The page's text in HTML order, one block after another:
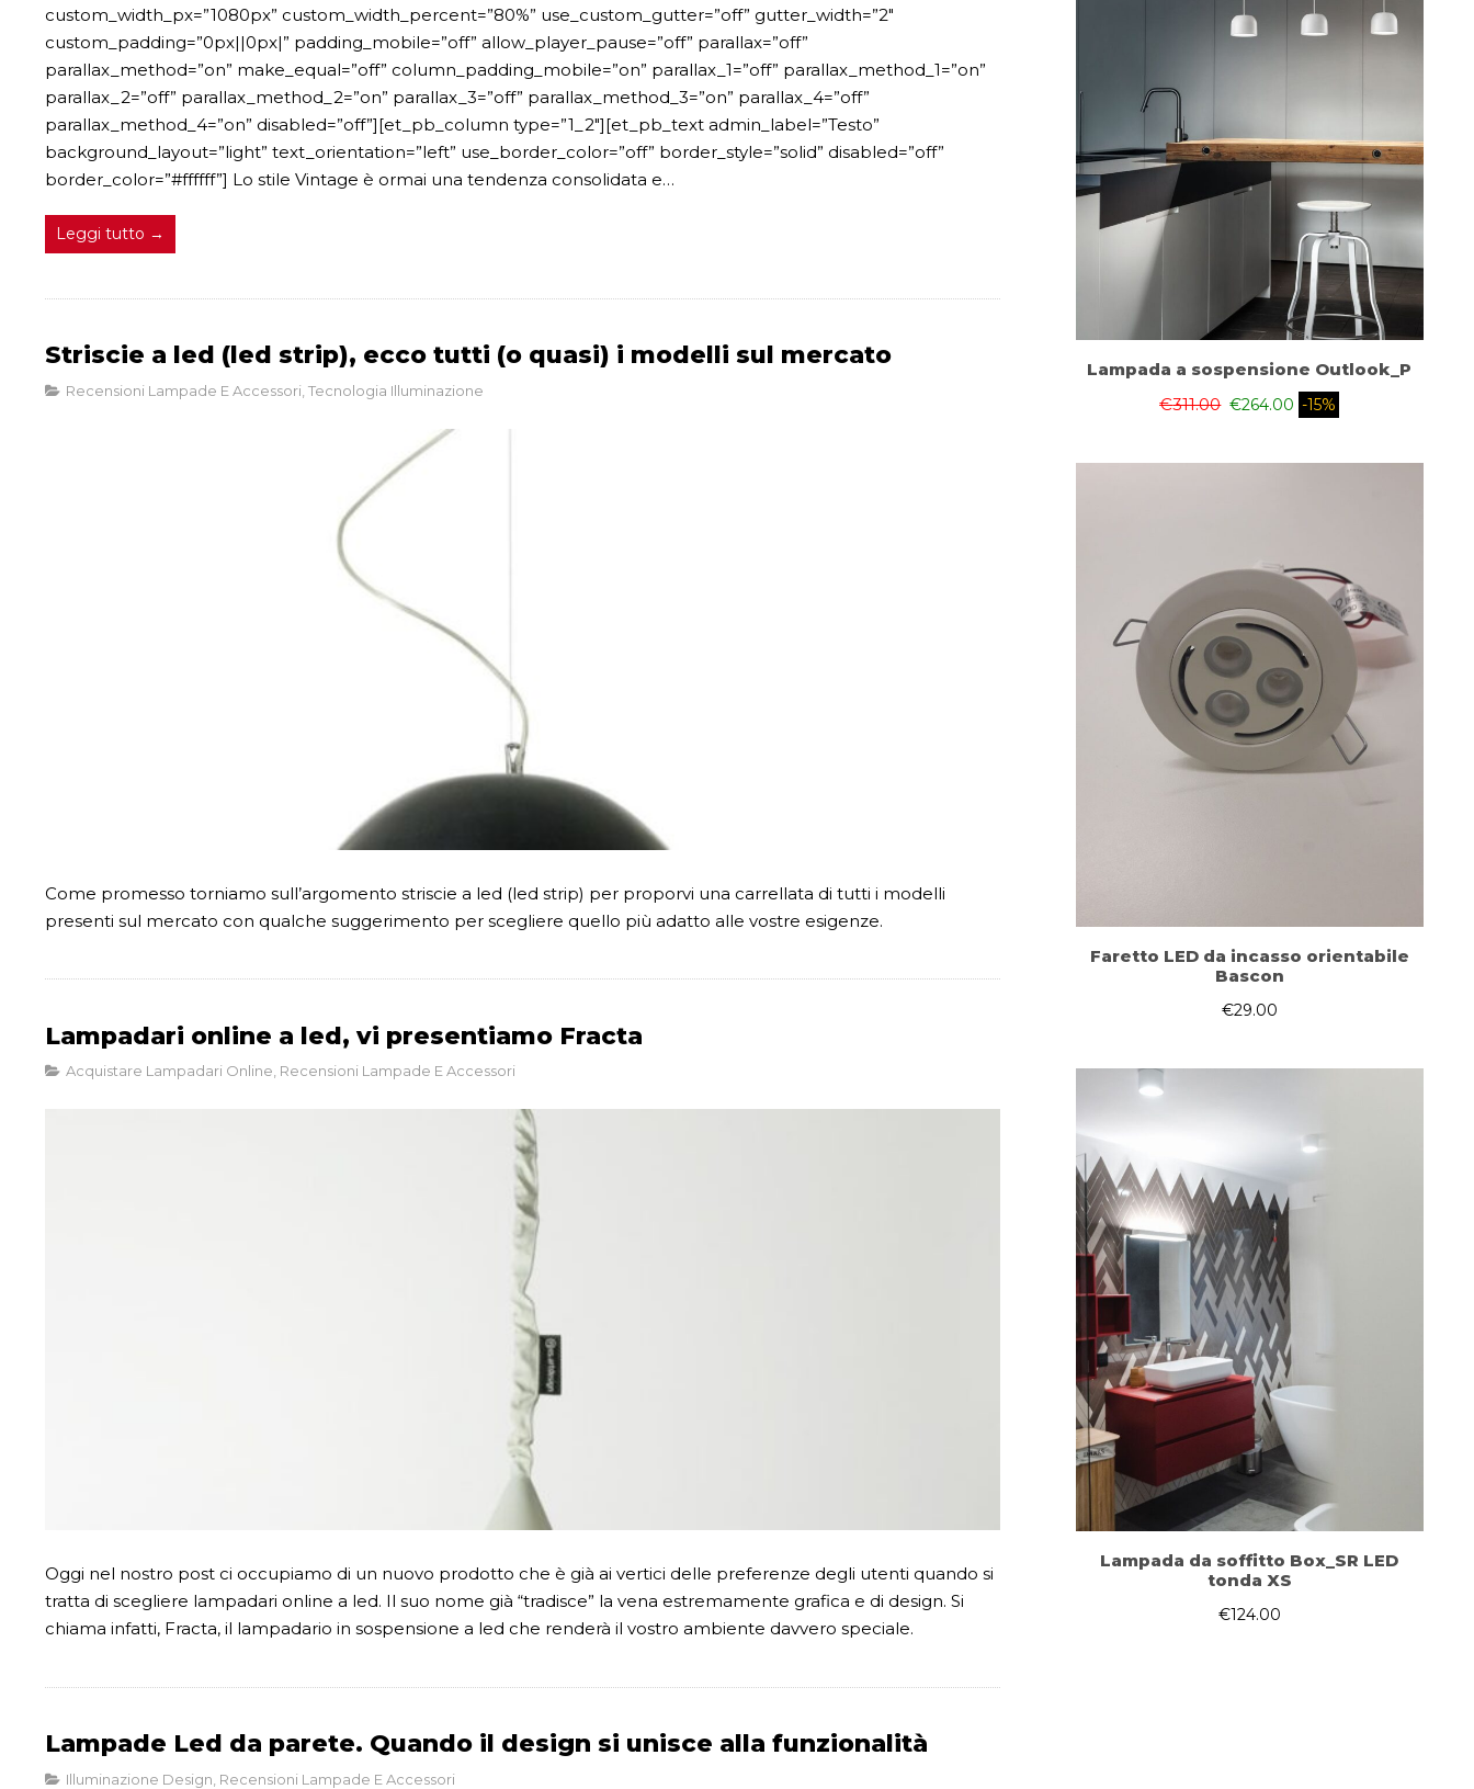
custom_width_px=”1080px” custom_width_percent=”80%” use_custom_gutter=”off” gutter_width=”2″
custom_padding=”0px||0px|” padding_mobile=”off” allow_player_pause=”off” parallax=”off”
parallax_method=”on” make_equal=”off” column_padding_mobile=”on” parallax_1=”off” parallax_method_1=”on”
parallax_2=”off” parallax_method_2=”on” parallax_3=”off” parallax_method_3=”on” parallax_4=”off”
parallax_method_4=”on” disabled=”off”][et_pb_column type=”1_2″][et_pb_text admin_label=”Testo”
background_layout=”light” text_orientation=”left” use_border_color=”off” border_style=”solid” disabled=”off”
border_color=”#ffffff”] Lo stile Vintage è ormai una tendenza consolidata e…
Leggi tutto →
Striscie a led (led strip), ecco tutti (o quasi) i modelli sul mercato
Recensioni Lampade E Accessori ,Tecnologia Illuminazione
Come promesso torniamo sull’argomento striscie a led (led strip) per proporvi una carrellata di tutti i modelli
presenti sul mercato con qualche suggerimento per scegliere quello più adatto alle vostre esigenze.
Lampadari online a led, vi presentiamo Fracta
Acquistare Lampadari Online, Recensioni Lampade E Accessori
Oggi nel nostro post ci occupiamo di un nuovo prodotto che è già ai vertici delle preferenze degli utenti quando si
tratta di scegliere lampadari online a led. Il suo nome già “tradisce” la vena estremamente grafica e di design. Si
chiama infatti, Fracta, il lampadario in sospensione a led che renderà il vostro ambiente davvero speciale.
Lampade Led da parete. Quando il design si unisce alla funzionalità
Illuminazione Design Recensioni Lampade E Accessori
Lampada a sospensione Outlook_P
€311.00 €264.00 -15%
Faretto LED da incasso orientabile
Bascon
€29.00
Lampada da soffitto Box_SR LED
tonda XS
€124.00